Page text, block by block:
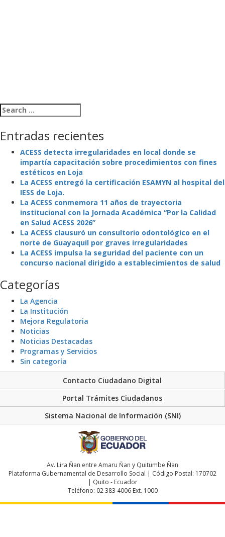
Search for:
Entradas recientes
ACESS detecta irregularidades en local donde se
impartía capacitación sobre procedimientos con fines
estéticos en Loja
La ACESS entregó la certificación ESAMYN al hospital del
IESS de Loja.
La ACESS conmemora 11 años de trayectoria
institucional con la Jornada Académica “Por la Calidad
en Salud ACESS 2026”
La ACESS clausuró un consultorio odontológico en el
norte de Guayaquil por graves irregularidades
La ACESS impulsa la seguridad del paciente con un
concurso nacional dirigido a establecimientos de salud
Categorías
La Agencia
La Institución
Mejora Regulatoria
Noticias
Noticias Destacadas
Programas y Servicios
Sin categoría
Contacto Ciudadano Digital
Portal Trámites Ciudadanos
Sistema Nacional de Información (SNI)
Av. Lira Ňan entre Amaru Ňan y Quitumbe Ñan
Plataforma Gubernamental de Desarrollo Social | Código Postal: 170702
| Quito - Ecuador
Teléfono: 02 383 4006 Ext. 1000